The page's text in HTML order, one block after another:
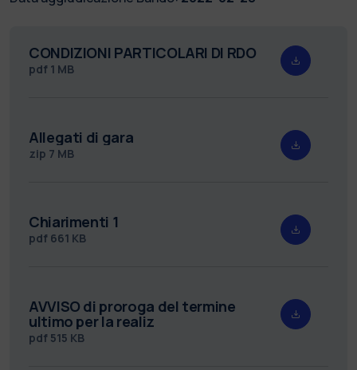
CONDIZIONI PARTICOLARI DI RDO
pdf 1 MB
Allegati di gara
zip 7 MB
Chiarimenti 1
pdf 661 KB
AVVISO di proroga del termine
ultimo per la realiz
pdf 515 KB